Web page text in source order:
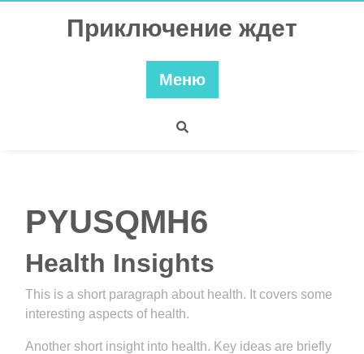
Приключение ждет
Меню
PYUSQMH6
Health Insights
This is a short paragraph about health. It covers some
interesting aspects of health.
Another short insight into health. Key ideas are briefly